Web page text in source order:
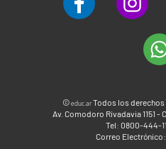
©educ.arTodos los derechos
Av. Comodoro Rivadavia 1151 -
Tel: 0800-444-
Correo Electrónico: